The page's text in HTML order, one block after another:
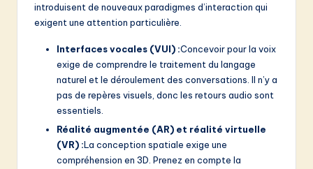
introduisent de nouveaux paradigmes d’interaction qui
exigent une attention particulière.
Interfaces vocales (VUI) :Concevoir pour la voix
exige de comprendre le traitement du langage
naturel et le déroulement des conversations. Il n’y a
pas de repères visuels, donc les retours audio sont
essentiels.
Réalité augmentée (AR) et réalité virtuelle
(VR) :La conception spatiale exige une
compréhension en 3D. Prenez en compte la